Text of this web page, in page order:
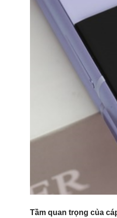
Tầm quan trọng của